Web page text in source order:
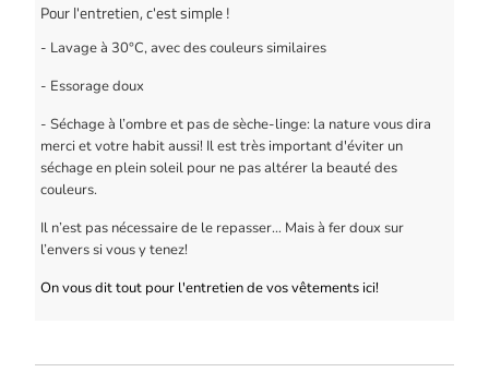
Pour l'entretien, c'est simple !
- Lavage à 30°C, avec des couleurs similaires
- Essorage doux
- Séchage à l’ombre et pas de sèche-linge: la nature vous dira
merci et votre habit aussi! Il est très important d'éviter un
séchage en plein soleil pour ne pas altérer la beauté des
couleurs.
Il n’est pas nécessaire de le repasser… Mais à fer doux sur
l’envers si vous y tenez!
On vous dit tout pour l'entretien de vos vêtements ici!